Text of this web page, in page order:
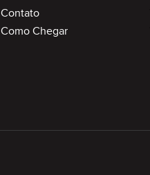
Contato
Como Chegar